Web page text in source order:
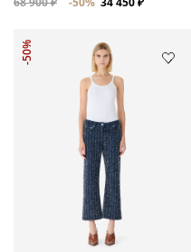
-50%